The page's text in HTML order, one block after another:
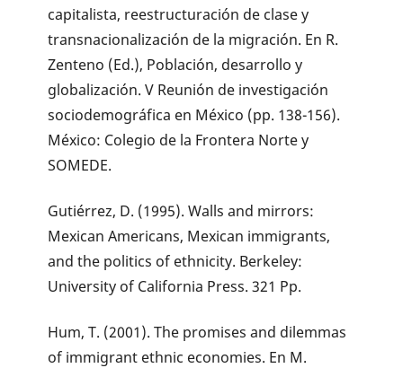
capitalista, reestructuración de clase y
transnacionalización de la migración. En R.
Zenteno (Ed.), Población, desarrollo y
globalización. V Reunión de investigación
sociodemográfica en México (pp. 138-156).
México: Colegio de la Frontera Norte y
SOMEDE.
Gutiérrez, D. (1995). Walls and mirrors:
Mexican Americans, Mexican immigrants,
and the politics of ethnicity. Berkeley:
University of California Press. 321 Pp.
Hum, T. (2001). The promises and dilemmas
of immigrant ethnic economies. En M.